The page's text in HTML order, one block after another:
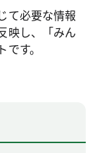
て必要な情報
映し、「みん
す。